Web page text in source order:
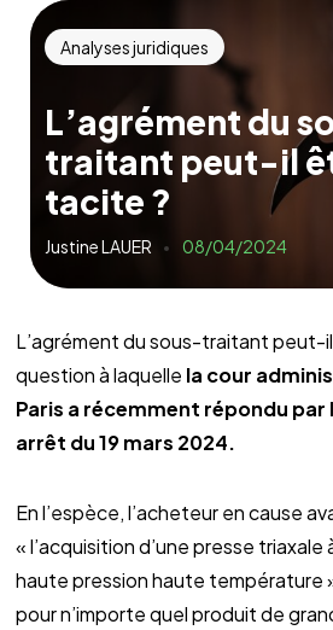
Analyses juridiques
L’agrément du
traitant peut-il
tacite ?
Justine LAUER 08/04/2024
L’agrément du sous-traitant peut-
question à laquelle la cour
Paris a récemment répondu par
arrêt du 19 mars 2024.
En l’espèce, l’acheteur en cause
« l’acquisition d’une presse
haute pression haute température
pour n’importe quel produit de